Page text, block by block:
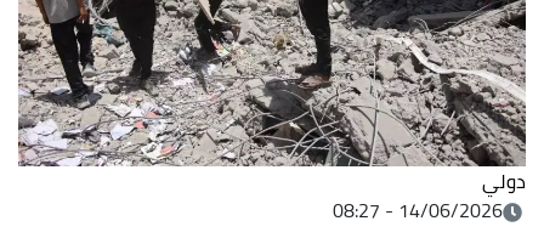
دولي
14/06/2026 - 08:27